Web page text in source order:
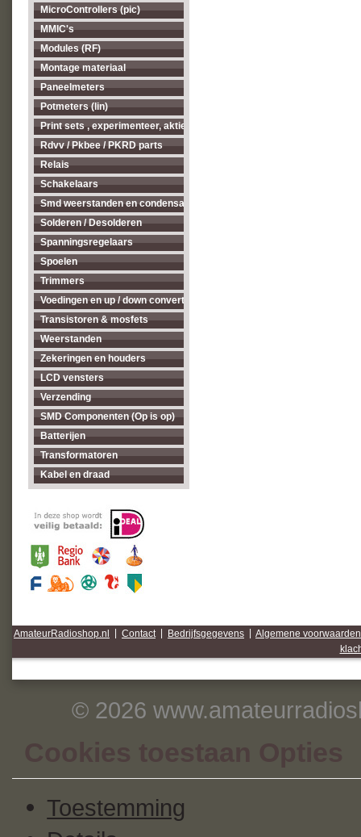
MicroControllers (pic)
MMIC's
Modules (RF)
Montage materiaal
Paneelmeters
Potmeters (lin)
Print sets , experimenteer, aktieve antenne's enz...
Rdvv / Pkbee / PKRD parts
Relais
Schakelaars
Smd weerstanden en condensatoren
Solderen / Desolderen
Spanningsregelaars
Spoelen
Trimmers
Voedingen en up / down converters
Transistoren & mosfets
Weerstanden
Zekeringen en houders
LCD vensters
Verzending
SMD Componenten (Op is op)
Batterijen
Transformatoren
Kabel en draad
AmateurRadioshop.nl Contact Bedrijfsgegevens
Algemene voorwaarden
© 2026
Cookies toestaan Opties
Toestemming